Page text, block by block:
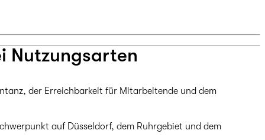
Nutzungsarten
der Erreichbarkeit für Mitarbeitende und dem
auf Düsseldorf, dem Ruhrgebiet und dem